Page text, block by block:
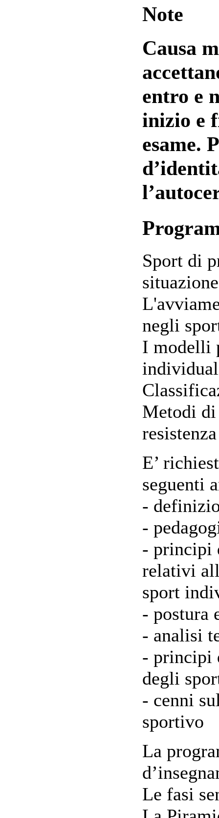
Note
Causa
entro e
inizio e
esame.
Sport di
negli
I modelli
Metodi di
E’
seguenti
-
-
- principi
relativi
sport
- postura
- analisi
- principi
degli
- cenni
sportivo
La
Le fasi